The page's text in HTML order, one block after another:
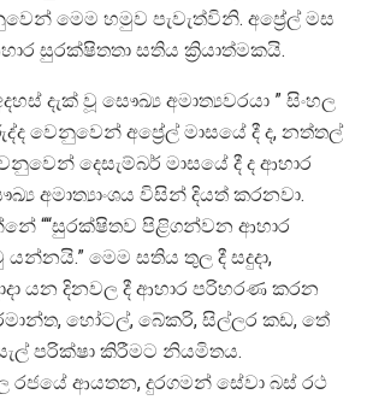
මෙම හමුව පැවැත්විනි. අප්‍රේල් මස
සුරක්ෂිතතා සතිය ක්‍රියාත්මකයි.
දැක් වූ සෞඛ්‍ය අමාත්‍යවරයා ” සිංහල
වෙනුවෙන් අප්‍රේල් මාසයේ දී ද, නත්තල්
දෙසැම්බර් මාසයේ දී ද ආහාර
අමාත්‍යාංශය විසින් දියත් කරනවා.
““සුරක්ෂිතව පිළිගන්වන ආහාර
මෙම සතිය තුල දී සදුදා,
යන දිනවල දී ආහාර පරිහරණ කරන
හෝටල්, බේකරි, සිල්ලර කඩ, තේ
පරික්ෂා කිරීමට නියමිතය.
රජයේ ආයතන, දුරගමන් සේවා බස් රථ